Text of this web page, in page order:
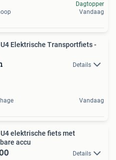
Dagtopper
Vandaag
Elektrische Transportfiets -
Details
Vandaag
elektrische fiets met
accu
Details